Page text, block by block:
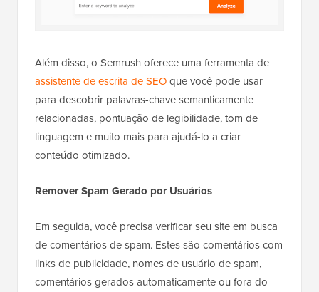
Além disso, o Semrush oferece uma ferramenta de
assistente de escrita de SEOque você pode usar
para descobrir palavras-chave semanticamente
relacionadas, pontuação de legibilidade, tom de
linguagem e muito mais para ajudá-lo a criar
conteúdo otimizado.
Remover Spam Gerado por Usuários
Em seguida, você precisa verificar seu site em busca
de comentários de spam. Estes são comentários com
links de publicidade, nomes de usuário de spam,
comentários gerados automaticamente ou fora do